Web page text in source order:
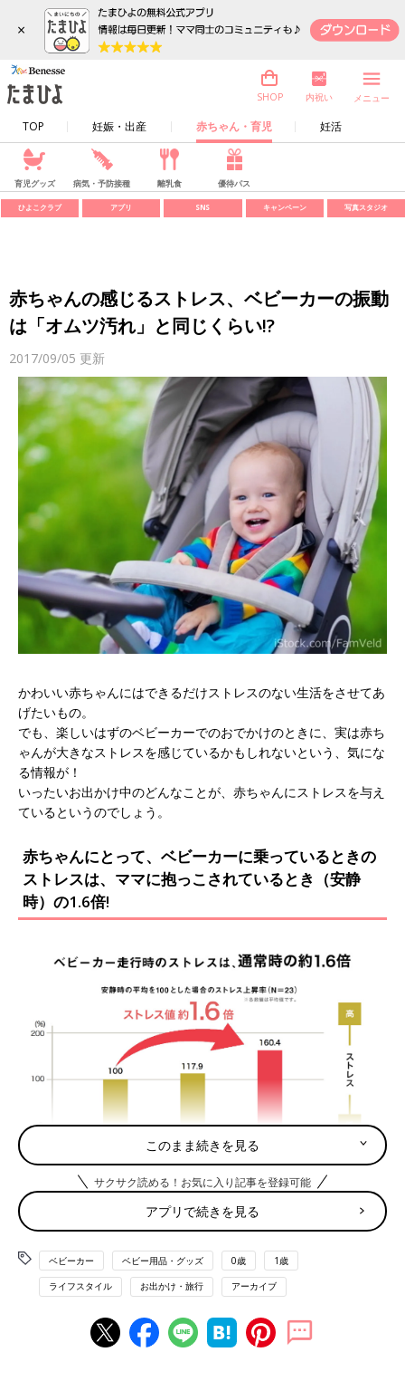
×
TOP 妊娠・出産 赤ちゃん・育児 妊活
SHOP 内祝い メニュー
育児グッズ 病気・予防接種 離乳食 優待パス
ひよこクラブ アプリ SNS キャンペーン 写真スタジオ
赤ちゃんの感じるストレス、ベビーカーの振動
は「オムツ汚れ」と同じくらい!?
2017/09/05 更新
かわいい赤ちゃんにはできるだけストレスのない生活をさせてあ
げたいもの。
でも、楽しいはずのベビーカーでのおでかけのときに、実は赤ち
ゃんが大きなストレスを感じているかもしれないという、気にな
る情報が！
いったいお出かけ中のどんなことが、赤ちゃんにストレスを与え
ているというのでしょう。
赤ちゃんにとって、ベビーカーに乗っているときの
ストレスは、ママに抱っこされているとき（安静
時）の1.6倍!
走行中のベビーカーに乗っているとき、赤ちゃんはどれくらいの
ストレスを感じているのか？
ストレスを感じると増幅するといわれる、だ液中の「アミラーゼ
抱っこされて安静にしているときを「100」とすると、ベビーカ
ーに乗っているときは、停止中は「117.9」で約1.2倍。
それがベビーカーが走行中だと、「160.4」で、なんと1.6倍にも
なるという結果が！
これによって、ただベビーカーに乗っているだけの状態よりも、
このまま続きを見る
サクサク読める！お気に入り記事を登録可能
アプリで続きを見る
ベビーカー ベビー用品・グッズ 0歳 1歳
ライフスタイル お出かけ・旅行 アーカイブ